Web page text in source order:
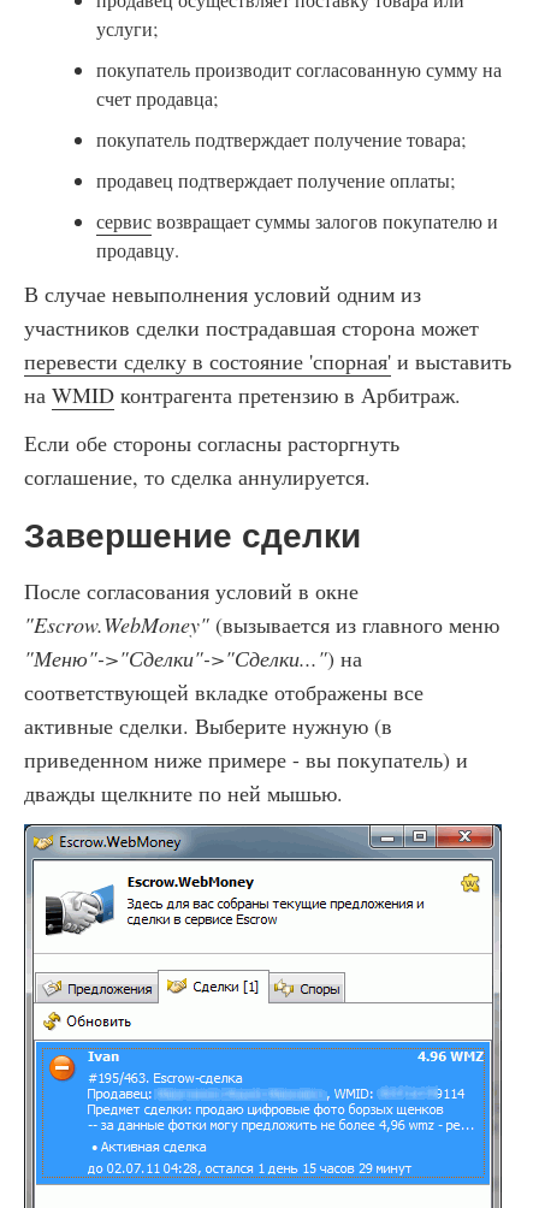
услуги;
покупатель производит согласованную сумму на
счет продавца;
покупатель подтверждает получение товара;
продавец подтверждает получение оплаты;
сервисвозвращает суммы залогов покупателю и
продавцу.
В случае невыполнения условий одним из
участников сделки пострадавшая сторона может
перевести сделку в состояние 'спорная' и выставить
на WMID контрагента претензию в Арбитраж.
Если обе стороны согласны расторгнуть
соглашение, то сделка аннулируется.
Завершение сделки
После согласования условий в окне
"Escrow.WebMoney" (вызывается из главного меню
"Меню"->"Сделки"->"Сделки...") на
соответствующей вкладке отображены все
активные сделки. Выберите нужную (в
приведенном ниже примере - вы покупатель) и
дважды щелкните по ней мышью.